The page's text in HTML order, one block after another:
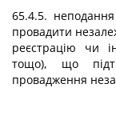
65.4.5.
провадити
реєстрацію чи
тощо), що
провадження